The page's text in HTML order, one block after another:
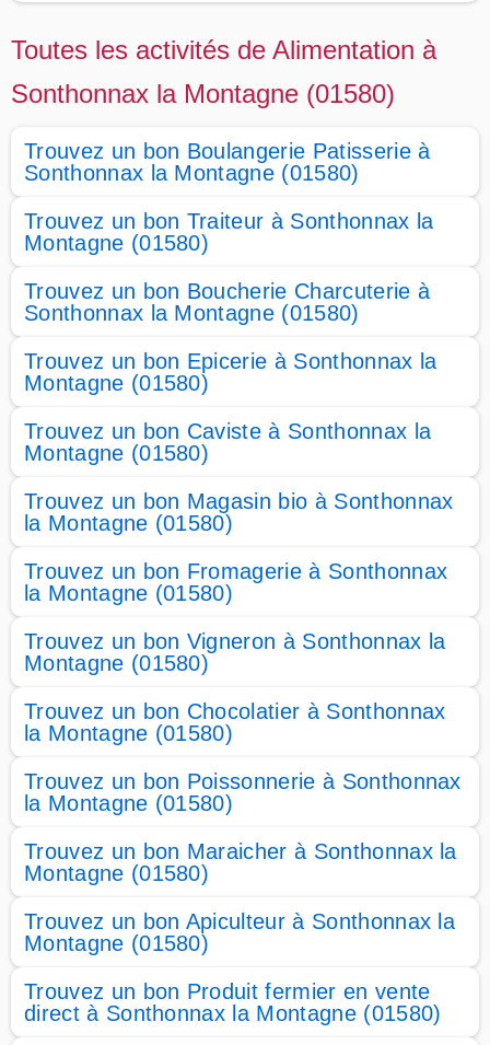
Toutes les activités de Alimentation à
Sonthonnax la Montagne (01580)
Trouvez un bon Boulangerie Patisserie à
Sonthonnax la Montagne (01580)
Trouvez un bon Traiteur à Sonthonnax la
Montagne (01580)
Trouvez un bon Boucherie Charcuterie à
Sonthonnax la Montagne (01580)
Trouvez un bon Epicerie à Sonthonnax la
Montagne (01580)
Trouvez un bon Caviste à Sonthonnax la
Montagne (01580)
Trouvez un bon Magasin bio à Sonthonnax
la Montagne (01580)
Trouvez un bon Fromagerie à Sonthonnax
la Montagne (01580)
Trouvez un bon Vigneron à Sonthonnax la
Montagne (01580)
Trouvez un bon Chocolatier à Sonthonnax
la Montagne (01580)
Trouvez un bon Poissonnerie à Sonthonnax
la Montagne (01580)
Trouvez un bon Maraicher à Sonthonnax la
Montagne (01580)
Trouvez un bon Apiculteur à Sonthonnax la
Montagne (01580)
Trouvez un bon Produit fermier en vente
direct à Sonthonnax la Montagne (01580)